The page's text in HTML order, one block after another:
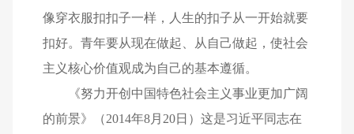
像穿衣服扣扣子一样，人生的扣子从一开始就要
扣好。青年要从现在做起、从自己做起，使社会
主义核心价值观成为自己的基本遵循。
《努力开创中国特色社会主义事业更加广阔
的前景》（2014年8月20日）这是习近平同志在